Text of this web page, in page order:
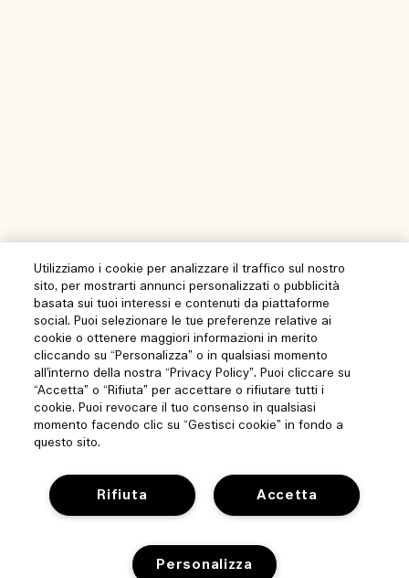
Aiuto
Utilizziamo i cookie per analizzare il traffico sul nostro
sito, per mostrarti annunci personalizzati o pubblicità
basata sui tuoi interessi e contenuti da piattaforme
social. Puoi selezionare le tue preferenze relative ai
cookie o ottenere maggiori informazioni in merito
cliccando su “Personalizza” o in qualsiasi momento
all’interno della nostra “Privacy Policy”. Puoi cliccare su
“Accetta” o “Rifiuta” per accettare o rifiutare tutti i
cookie. Puoi revocare il tuo consenso in qualsiasi
momento facendo clic su “Gestisci cookie” in fondo a
questo sito.
Accetta
Rifiuta
Personalizza